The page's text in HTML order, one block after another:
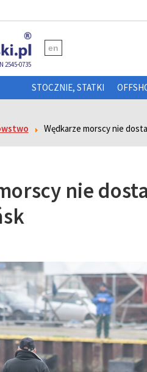
2545-0735
en
STOCZNIE, STATKI
Wędkarze morscy nie
nie